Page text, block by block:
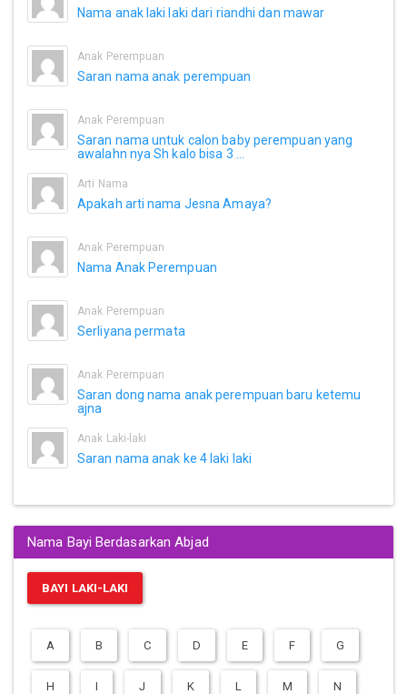
Nama anak laki laki dari riandhi dan mawar
Anak Perempuan
Saran nama anak perempuan
Anak Perempuan
Saran nama untuk calon baby perempuan yang
awalahn nya Sh kalo bisa 3 ...
Arti Nama
Apakah arti nama Jesna Amaya?
Anak Perempuan
Nama Anak Perempuan
Anak Perempuan
Serliyana permata
Anak Perempuan
Saran dong nama anak perempuan baru ketemu
ajna
Anak Laki-laki
Saran nama anak ke 4 laki laki
Nama Bayi Berdasarkan Abjad
BAYI LAKI-LAKI
A B C D E F G
H I J K L M N